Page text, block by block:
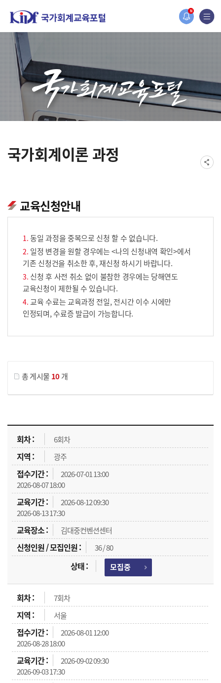
N
홈페이지가 새롭게 개편되었습니다.
한국조세재정연구원홈페이지가 새롭게 개설되었습니다.
국가회계이론 과정
교육신청안내
동일 과정을 중복으로 신청 할 수 없습니다.
일정 변경을 원할 경우에는 <나의 신청내역 확인>에서
기존 신청건을 취소한 후, 재신청 하시기 바랍니다.
신청 후 사전 취소 없이 불참한 경우에는 당해연도
교육신청이 제한될 수 있습니다.
교육 수료는 교육과정 전일, 전시간 이수 시에만
인정되며, 수료증 발급이 가능합니다.
총 게시물 10개
교육신청 목록을 나타낸 표로 회차, 지역, 접수기간, 교육기간, 교육장소, 신청인원/모집인원, 상태로 나뉘어 설명합니다.
6회차
광주
2026-07-01 13:00
2026-08-07 18:00
2026-08-12 09:30
2026-08-13 17:30
김대중컨벤션센터
36 / 80
모집중
7회차
서울
2026-08-01 12:00
2026-08-28 18:00
2026-09-02 09:30
2026-09-03 17:30